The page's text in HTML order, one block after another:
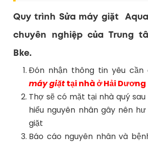
Quy trình Sửa máy giặt
chuyên nghiệp của Trung
Bke.
Đón nhận thông tin yêu cần
máy giặttại nhà ở Hải Dương
Thợ sẽ có mặt tại nhà quý
hiểu nguyên nhân gây nên
giặt
Báo cáo nguyên nhân và